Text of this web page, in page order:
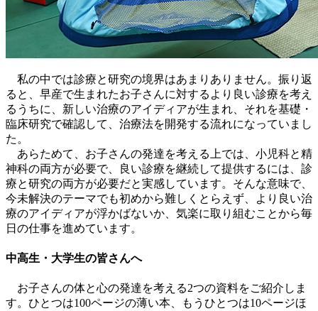
私の中では診療と研究の境界はあまりありません。振り返
ると、早産で生まれたお子さんに対するより良い診療を考え
るうちに、新しい治療のアイディアが生まれ、それを基礎・
臨床研究で確認して、治療法を開発する流れになっていまし
た。
あらためて、お子さんの発達を考える上では、小児科と精
神科の両方が必要で、良い診療を継続して提供するには、 診
療と研究の両方が必要だと実感しています。そんな意味で、
今未解決のテーマでも初めから難しくとらえず、より良い治
療のアイディアが浮かばないか、気楽に取り組むことから毎
日の仕事を進めています。
中高生・大学生の皆さんへ
お子さんの体と心の発達を考える2つの資料をご紹介しま
す。ひとつは100ページの薄い本、もうひとつは10ページほ